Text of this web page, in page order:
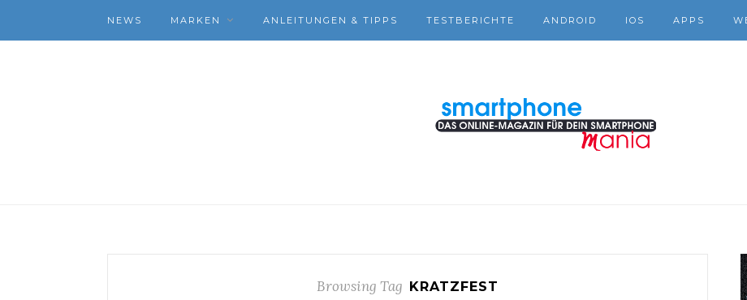
NEWS MARKEN ANLEITUNGEN & TIPPS TESTBERICHTE ANDROID IOS APPS
Browsing Tag KRATZFEST